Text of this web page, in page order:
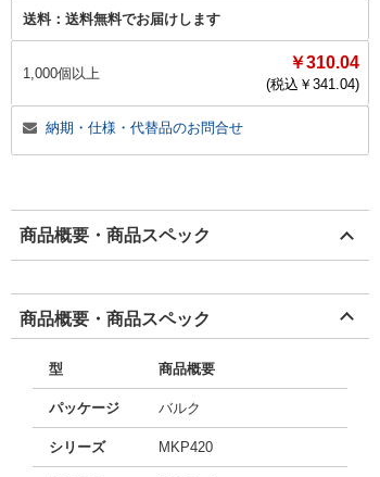
送料： 送料無料でお届けします
1,000個以上
￥310.04
(税込￥ 341.04)
納期・仕様・代替品のお問合せ
商品概要・商品スペック
商品概要・商品スペック
型 商品概要
パッケージ バルク
シリーズ MKP420